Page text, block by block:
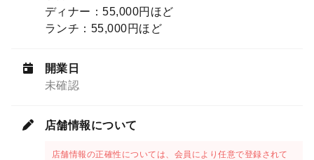
ディナー：55,000円ほど
ランチ：55,000円ほど
開業日
未確認
店舗情報について
店舗情報の正確性については、会員により任意で登録されて